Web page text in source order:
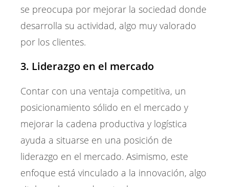
se preocupa por mejorar la sociedad donde
desarrolla su actividad, algo muy valorado
por los clientes.
3. Liderazgo en el mercado
Contar con una ventaja competitiva, un
posicionamiento sólido en el mercado y
mejorar la cadena productiva y logística
ayuda a situarse en una posición de
liderazgo en el mercado. Asimismo, este
enfoque está vinculado a la innovación, algo